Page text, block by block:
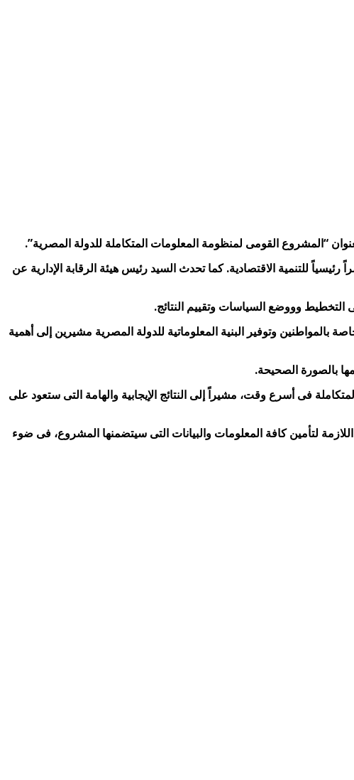
“المشروع القومى لمنظومة المعلومات المتكاملة للدولة المصرية”.
للتنمية الاقتصادية. كما تحدث السيد رئيس هيئة الرقابة الإدارية عن
التخطيط وووضع السياسات وتقييم النتائج.
وتوفير البنية المعلوماتية للدولة المصرية مشيرين إلى أهمية
بالصورة الصحيحة.
فى أسرع وقت، مشيراً إلى النتائج الإيجابية والهامة التى ستعود على
لتأمين كافة المعلومات والبيانات التى سيتضمنها المشروع، فى ضوء